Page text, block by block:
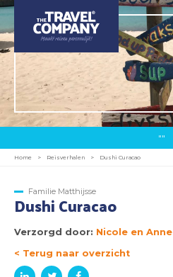
""
Home > Reisverhalen > Dushi Curacao
Familie Matthijsse
Dushi Curacao
Verzorgd door: Nicole en Anne
< Terug naar overzicht